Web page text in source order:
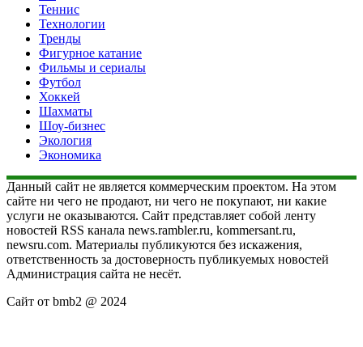
Теннис
Технологии
Тренды
Фигурное катание
Фильмы и сериалы
Футбол
Хоккей
Шахматы
Шоу-бизнес
Экология
Экономика
Данный сайт не является коммерческим проектом. На этом
сайте ни чего не продают, ни чего не покупают, ни какие
услуги не оказываются. Сайт представляет собой ленту
новостей RSS канала news.rambler.ru, kommersant.ru,
newsru.com. Материалы публикуются без искажения,
ответственность за достоверность публикуемых новостей
Администрация сайта не несёт.
Сайт от bmb2 @ 2024